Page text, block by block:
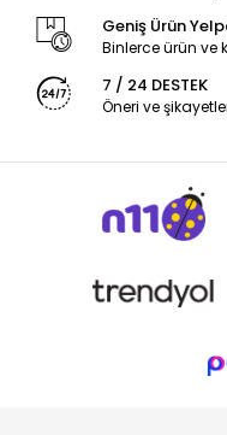
Geniş Ürün
Binlerce ürün
7 / 24 DESTEK
Öneri ve